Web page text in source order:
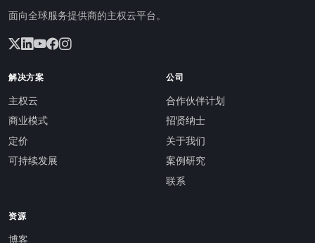
面向全球服务提供商的主权云平台。
解决方案
主权云
商业模式
定价
可持续发展
公司
合作伙伴计划
招贤纳士
关于我们
案例研究
联系
资源
博客